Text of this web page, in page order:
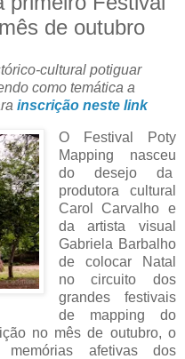
de outubro
cultural potiguar
como temática a
inscrição neste link
O Festival Poty
Mapping nasceu
do desejo da
produtora cultural
Carol Carvalho e
da artista visual
Gabriela Barbalho
de colocar Natal
no circuito dos
grandes festivais
de mapping do
no mês de outubro, o
afetivas dos